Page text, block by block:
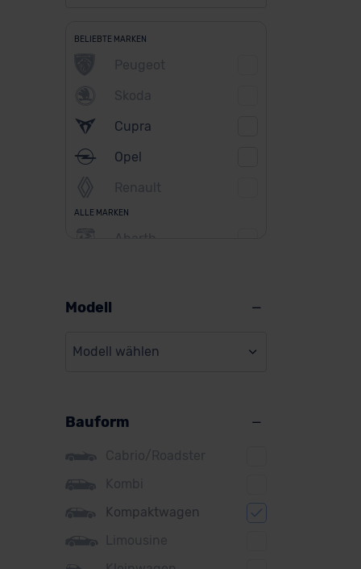
BELIEBTE MARKEN
Peugeot
Skoda
Cupra
Opel
Renault
ALLE MARKEN
Abarth
BMW
Citroen
Cupra
DS
Dacia
Fiat
Modell
Modell wählen
Bauform
Cabrio/Roadster
Kombi
Kompaktwagen
Limousine